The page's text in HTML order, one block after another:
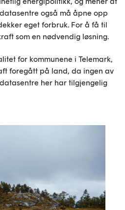
også må åpne opp
eget forbruk. For å få til
som en nødvendig løsning.
for kommunene i Telemark,
foregått på land, da ingen av
her har tilgjengelig